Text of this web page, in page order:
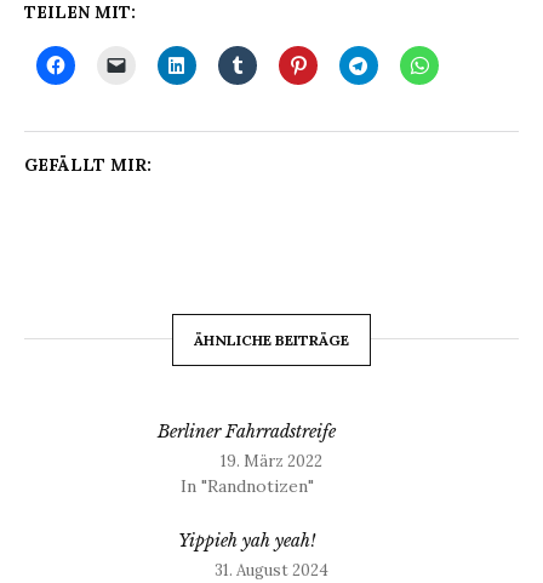
TEILEN MIT:
GEFÄLLT MIR:
ÄHNLICHE BEITRÄGE
Berliner Fahrradstreife
19. März 2022
In "Randnotizen"
Yippieh yah yeah!
31. August 2024